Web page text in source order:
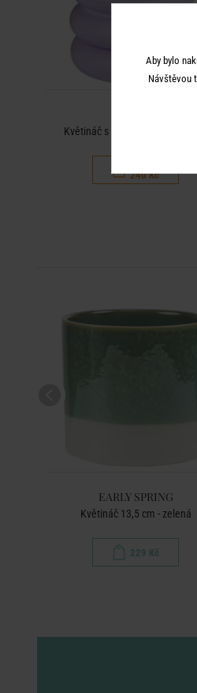
Květináč s miskou 14 cm -
240 Kč
EARLY SPRING
Květináč 13,5 cm - zelená
229 Kč
Aby bylo
Návštěvou